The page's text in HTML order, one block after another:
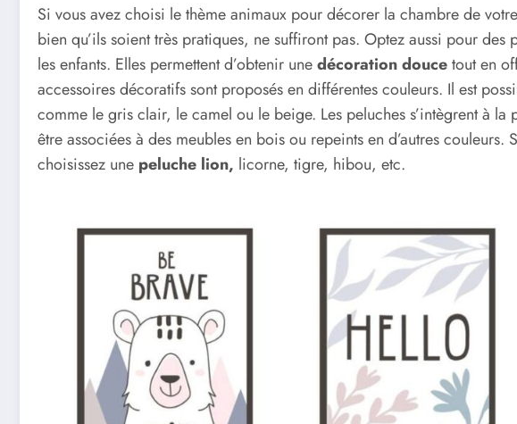
Si vous avez choisi le thème animaux pour décorer la chambre de
bien qu’ils soient très pratiques, ne suffiront pas. Optez aussi pour
les enfants. Elles permettent d’obtenir unedécoration doucetout en
accessoires décoratifs sont proposés en différentes couleurs. Il est
comme le gris clair, le camel ou le beige. Les peluches s’intègrent à
être associées à des meubles en bois ou repeints en d’autres couleurs.
choisissez une peluche lion, licorne, tigre, hibou, etc.